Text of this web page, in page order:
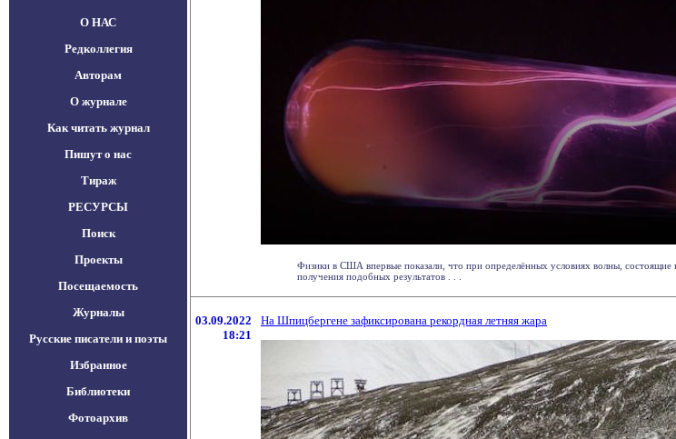
О НАС
Редколлегия
Авторам
О журнале
Как читать журнал
Пишут о нас
Тираж
РЕСУРСЫ
Поиск
Проекты
Посещаемость
Журналы
Русские писатели и поэты
Избранное
Библиотеки
Фотоархив
Физики в США впервые показали, что при определённых условиях волны, состоящие
получения подобных результатов . . .
03.09.2022
18:21
На Шпицбергене зафиксирована рекордная летняя жара